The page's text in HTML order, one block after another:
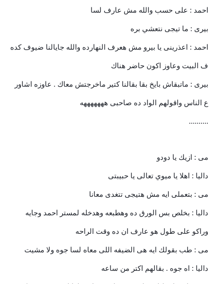
احمد : على حسب والله مش عارف لسا
بيرى : ما تيجى نتعشي بره
احمد : اعذرينى يا بيرو مش هعرف النهارده والله جايالنا ضيوف كده
ف البيت وعاوز اكون حاضر هناك
بيرى : ماتبقاش بايخ بقا بقالنا كتير ماخرجتش معاك . عاوزه اشاور
ع الناس واقولهم الواد ده صاحبى هههههههه
..........
مى : ازيك يا دودو
داليا : اهلا يا ميوي تعالى يا حبيبتى
مى : بتعملى ايه مش هتيجى تتغدى معانا
داليا : بخلص بس الورق ده وهطبعه وهدخله لمستر احمد وجايه
وراكو على طول هو عارف ان ده وقت الراحه
مى : طب بقولك ايه هى الضيفه اللى معاه لسا جوه ولا مشيت
داليا : اه جوه . بقالهم اكتر من ساعه